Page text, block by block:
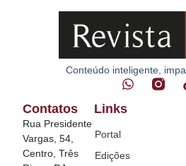
Conteúdo inteligente,
Links
Portal
Edições
Contatos
Rua Presidente
Vargas, 54,
Centro, Três